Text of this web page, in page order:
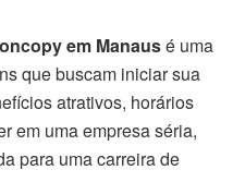
em Manausé uma
que buscam iniciar sua
atrativos, horários
em uma empresa séria,
para uma carreira de